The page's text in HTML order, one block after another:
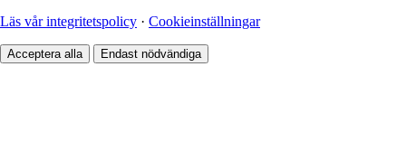
Läs vår integritetspolicy · Cookieinställningar
Acceptera alla Endast nödvändiga